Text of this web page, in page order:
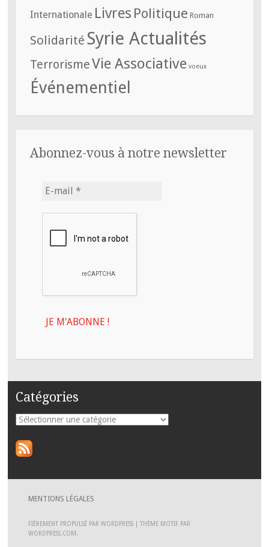
Internationale Livres Politique Roman
Solidarité Syrie Actualités
TerrorismeVie Associative voeux
Événementiel
Abonnez-vous à notre newsletter
Catégories
MENTIONS LÉGALES
FIÈREMENT PROPULSÉ PAR WORDPRESS |THÈME MOTIF PAR
WORDPRESS.COM .